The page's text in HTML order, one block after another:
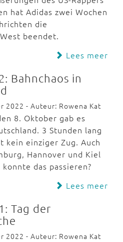
hat Adidas zwei Wochen
die
beendet.
Lees meer
Bahnchaos in
2022 - Auteur: Rowena Kat
8. Oktober gab es
3 Stunden lang
kein einziger Zug. Auch
Hannover und Kiel
das passieren?
Lees meer
Tag der
2022 - Auteur: Rowena Kat